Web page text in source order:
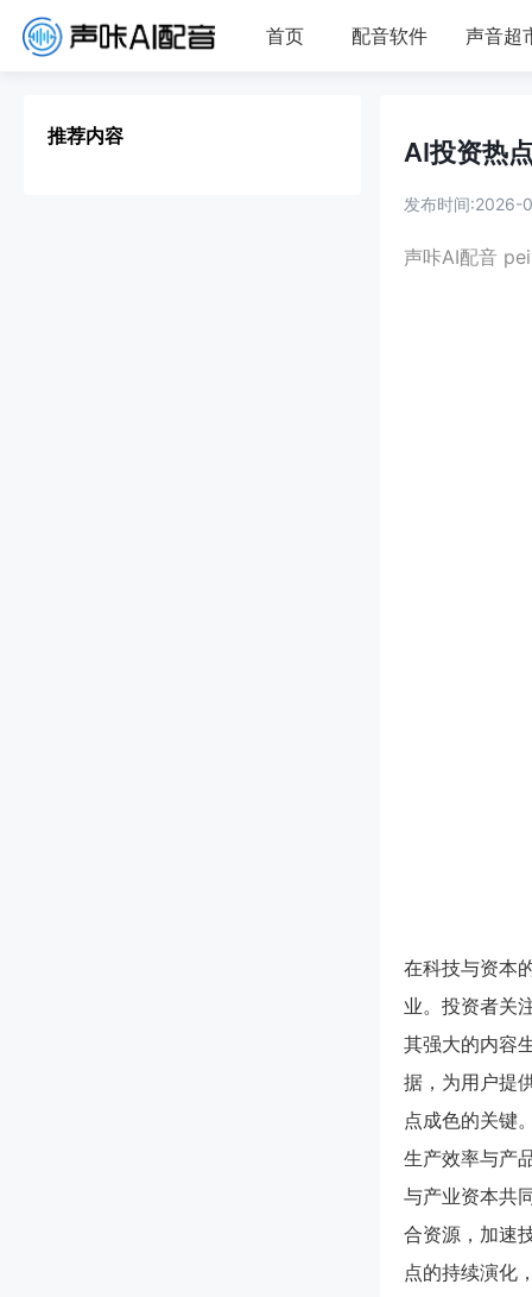
首页 配音软件 声音超
推荐内容
AI投资热
发布时间:2026-
声咔AI配音
在科技与资本
业。投资者关
其强大的内容
据，为用户提
点成色的关键
生产效率与产
与产业资本共
合资源，加速
点的持续演化